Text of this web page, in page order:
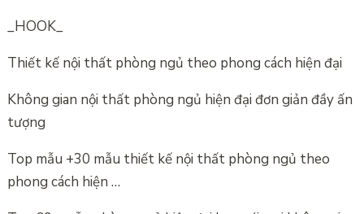
_HOOK_
Thiết kế nội thất phòng ngủ theo phong cách hiện đại
Không gian nội thất phòng ngủ hiện đại đơn giản đầy ấn
tượng
Top mẫu +30 mẫu thiết kế nội thất phòng ngủ theo
phong cách hiện …